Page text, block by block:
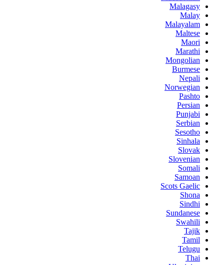
Malagasy
Malay
Malayalam
Maltese
Maori
Marathi
Mongolian
Burmese
Nepali
Norwegian
Pashto
Persian
Punjabi
Serbian
Sesotho
Sinhala
Slovak
Slovenian
Somali
Samoan
Scots Gaelic
Shona
Sindhi
Sundanese
Swahili
Tajik
Tamil
Telugu
Thai